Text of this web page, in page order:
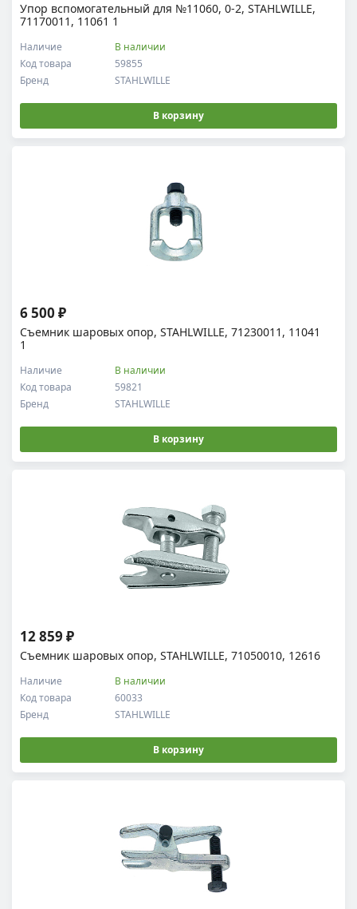
Упор вспомогательный для №11060, 0-2, STAHLWILLE,
71170011, 11061 1
Код товара 59855
Наличие В наличии
Бренд STAHLWILLE
В корзину
Съемник шаровых опор, STAHLWILLE, 71230011, 11041
1
Код товара 59821
Наличие В наличии
Бренд STAHLWILLE
6 500 ₽
В корзину
Съемник шаровых опор, STAHLWILLE, 71050010, 12616
Код товара 60033
Наличие В наличии
Бренд STAHLWILLE
12 859 ₽
В корзину